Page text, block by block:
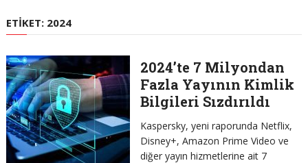
ETIKET: 2024
2024’te 7 Milyondan
Fazla Yayının Kimlik
Bilgileri Sızdırıldı
Kaspersky, yeni raporunda Netflix,
Disney+, Amazon Prime Video ve
diğer yayın hizmetlerine ait 7